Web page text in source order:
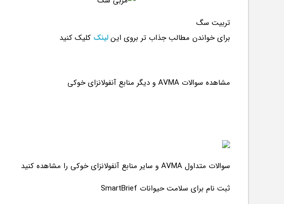
تربیت سگ
برای خواندن مطالب جذاب تر بروی این لینک کلیک کنید
سوالات متداول AVMA و سایر منابع آنفولانزای خوکی را مشاهده کنید
ثبت نام برای سلامت حیوانات SmartBrief